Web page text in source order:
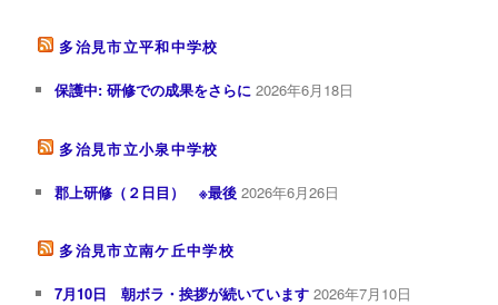
多治見市立平和中学校
保護中: 研修での成果をさらに 2026年6月18日
多治見市立小泉中学校
郡上研修（２日目） ※最後 2026年6月26日
多治見市立南ケ丘中学校
7月10日 朝ボラ・挨拶が続いています 2026年7月10日